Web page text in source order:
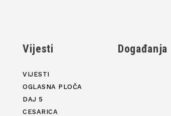
Vijesti
VIJESTI
OGLASNA PLOČA
DAJ 5
CESARICA
Događanja